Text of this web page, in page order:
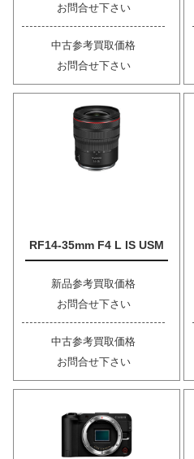
お問合せ下さい
中古参考買取価格
お問合せ下さい
RF14-35mm F4 L IS USM
新品参考買取価格
お問合せ下さい
中古参考買取価格
お問合せ下さい